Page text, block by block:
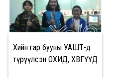
Хийн гар бууны УАШТ-д
түрүүлсэн ОХИД, ХӨВГҮҮД